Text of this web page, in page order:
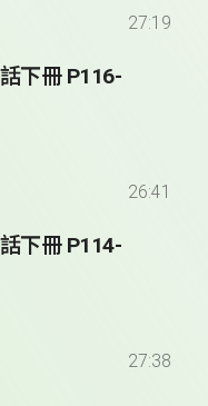
27:19
下冊 P116-
26:41
下冊 P114-
27:38